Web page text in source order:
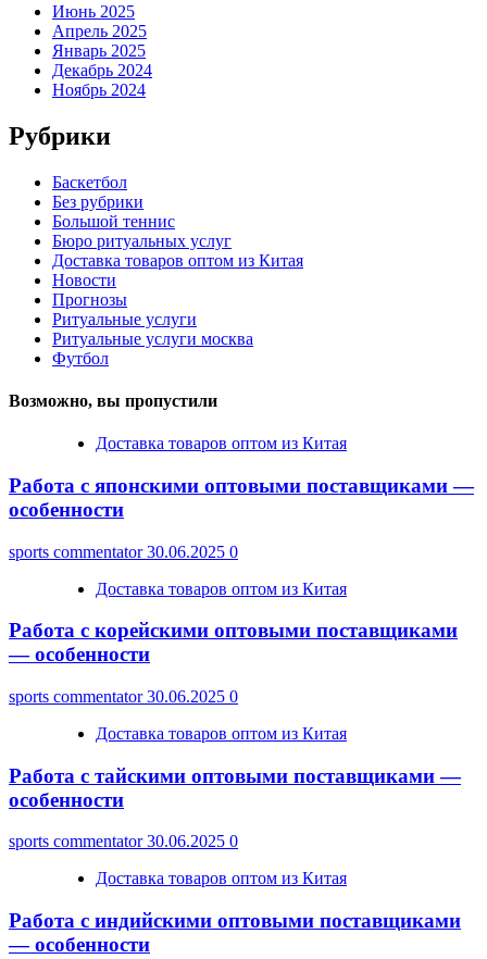
Июнь 2025
Апрель 2025
Январь 2025
Декабрь 2024
Ноябрь 2024
Рубрики
Баскетбол
Без рубрики
Большой теннис
Бюро ритуальных услуг
Доставка товаров оптом из Китая
Новости
Прогнозы
Ритуальные услуги
Ритуальные услуги москва
Футбол
Возможно, вы пропустили
Доставка товаров оптом из Китая
Работа с японскими оптовыми поставщиками —
особенности
sports commentator30.06.2025 0
Доставка товаров оптом из Китая
Работа с корейскими оптовыми поставщиками
— особенности
sports commentator30.06.2025 0
Доставка товаров оптом из Китая
Работа с тайскими оптовыми поставщиками —
особенности
sports commentator30.06.2025 0
Доставка товаров оптом из Китая
Работа с индийскими оптовыми поставщиками
— особенности